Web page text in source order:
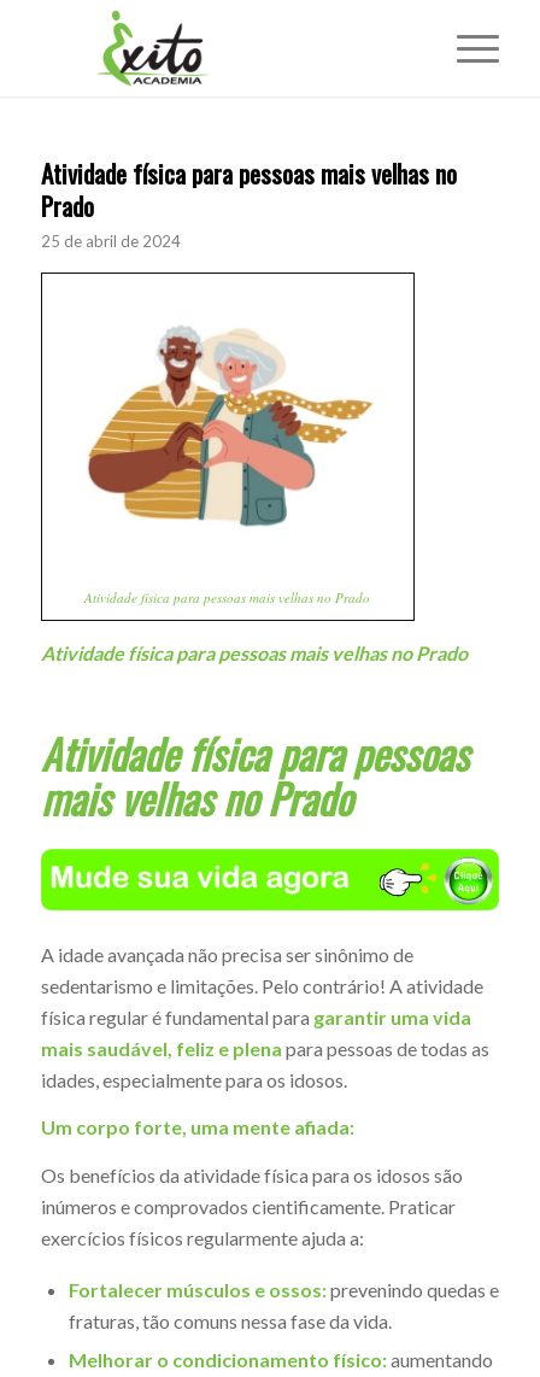
Atividade física para pessoas mais velhas no
Prado
25 de abril de 2024
Atividade física para pessoas mais velhas no Prado
Atividade física para pessoas mais velhas no Prado
Atividade física para pessoas
mais velhas no Prado
A idade avançada não precisa ser sinônimo de
sedentarismo e limitações. Pelo contrário! A atividade
física regular é fundamental para garantir uma vida
mais saudável, feliz e plena para pessoas de todas as
idades, especialmente para os idosos.
Um corpo forte, uma mente afiada:
Os benefícios da atividade física para os idosos são
inúmeros e comprovados cientificamente. Praticar
exercícios físicos regularmente ajuda a:
Fortalecer músculos e ossos:prevenindo quedas e
fraturas, tão comuns nessa fase da vida.
Melhorar o condicionamento físico:aumentando